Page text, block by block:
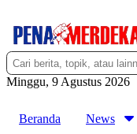
Minggu, 9 Agustus 2026
Beranda News